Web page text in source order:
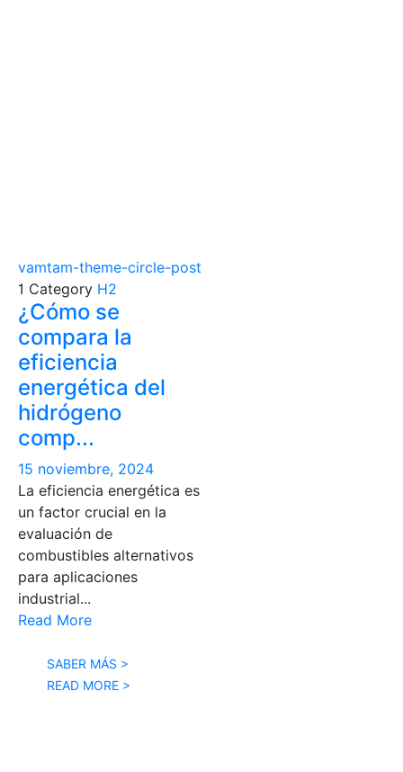
vamtam-theme-circle-post
 Category H2
¿Cómo se
compara la
eficiencia
energética del
hidrógeno
comp...
15 noviembre, 2024
La eficiencia energética es
un factor crucial en la
evaluación de
combustibles alternativos
para aplicaciones
industrial...
Read More
SABER MÁS >
READ MORE >